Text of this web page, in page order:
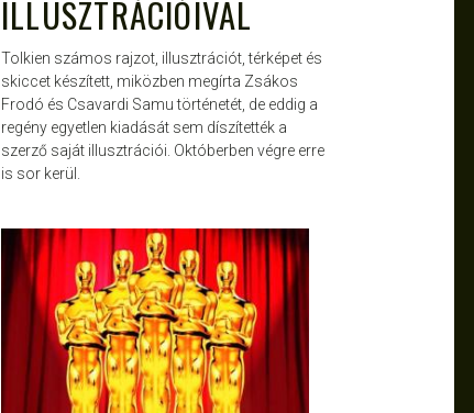
ILLUSZTRÁCIÓIVAL
Tolkien számos rajzot, illusztrációt, térképet és
skiccet készített, miközben megírta Zsákos
Frodó és Csavardi Samu történetét, de eddig a
regény egyetlen kiadását sem díszítették a
szerző saját illusztrációi. Októberben végre erre
is sor kerül.
ATTILA FEBR 26, 2011